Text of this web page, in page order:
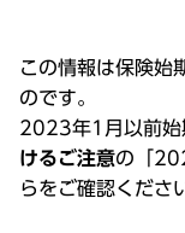
この情報は保険
のです。
2023年1月以前始
けるご注意の「
らをご確認くださ